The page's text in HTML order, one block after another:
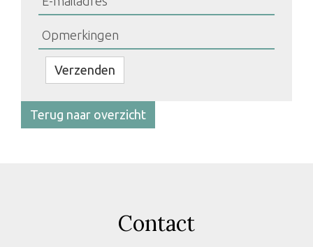
Bedrijfsnaam
Verzenden
Terug naar overzicht
Contact